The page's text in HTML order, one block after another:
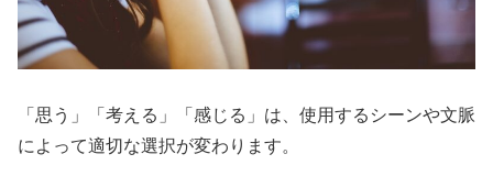
「思う」「考える」「感じる」は、使用するシーンや文脈
によって適切な選択が変わります。